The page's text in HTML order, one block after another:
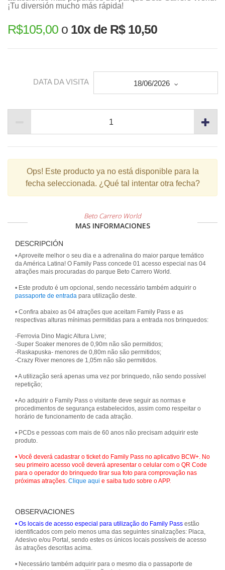
¡Tu diversión mucho más rápida!
R$105,00 o 10x de R$ 10,50
DATA DA VISITA 18/06/2026
Ops! Este producto ya no está disponible para la
fecha seleccionada. ¿Qué tal intentar otra fecha?
Beto Carrero World
MAS INFORMACIONES
DESCRIPCIÓN
• Aproveite melhor o seu dia e a adrenalina do maior parque temático
da América Latina! O Family Pass concede 01 acesso especial nas 04
atrações mais procuradas do parque Beto Carrero World.
• Este produto é um opcional, sendo necessário também adquirir o
passaporte de entrada para utilização deste.
• Confira abaixo as 04 atrações que aceitam Family Pass e as
respectivas alturas mínimas permitidas para a entrada nos brinquedos:
-Ferrovia Dino Magic Altura Livre;
-Super Soaker menores de 0,90m não são permitidos;
-Raskapuska- menores de 0,80m não são permitidos;
-Crazy River menores de 1,05m não são permitidos.
• A utilização será apenas uma vez por brinquedo, não sendo possível
repetição;
• Ao adquirir o Family Pass o visitante deve seguir as normas e
procedimentos de segurança estabelecidos, assim como respeitar o
horário de funcionamento de cada atração.
• PCDs e pessoas com mais de 60 anos não precisam adquirir este
produto.
• Você deverá cadastrar o ticket do Family Pass no aplicativo BCW+. No
seu primeiro acesso você deverá apresentar o celular com o QR Code
para o operador do brinquedo tirar sua foto para comprovação nas
próximas atrações. Clique aqui e saiba tudo sobre o APP.
OBSERVACIONES
• Os locais de acesso especial para utilização do Family Pass estão
identificados com pelo menos uma das seguintes sinalizações: Placa,
Adesivo e/ou Portal, sendo estes os únicos locais possíveis de acesso
às atrações descritas acima.
• Necessário também adquirir para o mesmo dia o passaporte de